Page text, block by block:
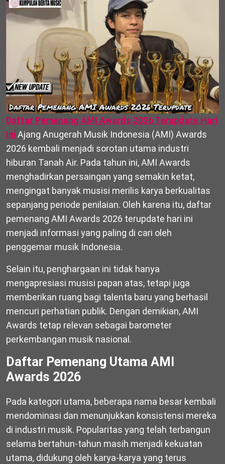
Daftar Pemenang AMI Awards 2026 Terupdate Hari
IniAjang Anugerah Musik Indonesia (AMI) Awards
2026 kembali menjadi sorotan utama industri
hiburan Tanah Air. Pada tahun ini, AMI Awards
menghadirkan persaingan yang semakin ketat,
mengingat banyak musisi merilis karya berkualitas
sepanjang periode penilaian. Oleh karena itu, daftar
pemenang AMI Awards 2026 terupdate hari ini
menjadi informasi yang paling di cari oleh
penggemar musik Indonesia.
Selain itu, penghargaan ini tidak hanya
mengapresiasi musisi papan atas, tetapi juga
memberikan ruang bagi talenta baru yang berhasil
mencuri perhatian publik. Dengan demikian, AMI
Awards tetap relevan sebagai barometer
perkembangan musik nasional.
Daftar Pemenang Utama AMI
Awards 2026
Pada kategori utama, beberapa nama besar kembali
mendominasi dan menunjukkan konsistensi mereka
di industri musik. Popularitas yang telah terbangun
selama bertahun-tahun masih menjadi kekuatan
utama, didukung oleh karya-karya yang terus